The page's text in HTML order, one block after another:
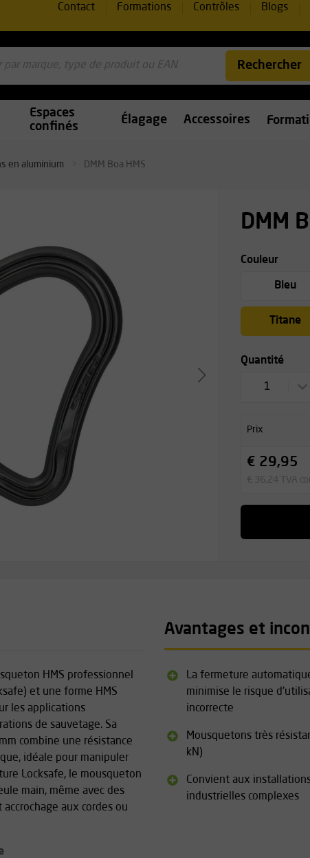
Contact Formations Contrôles Blogs
Rechercher
Espaces
confinés
Élagage Accessoires
en aluminium DMM Boa HMS
DMM
Couleur
Bleu
Titane
Quantité
1
Prix
€ 29,95
€ 36,24 TVA
HMS professionnel
et une forme HMS
les applications
de sauvetage. Sa
combine une résistance
idéale pour manipuler
Locksafe, le mousqueton
main, même avec des
aux cordes ou
Avantages et
La fermeture
minimise le risque
incorrecte
Mousquetons très
kN)
Convient aux
industrielles complexes